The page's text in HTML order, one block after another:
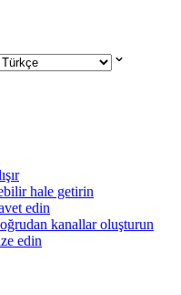
hale getirin
edin
kanallar oluşturun
edin